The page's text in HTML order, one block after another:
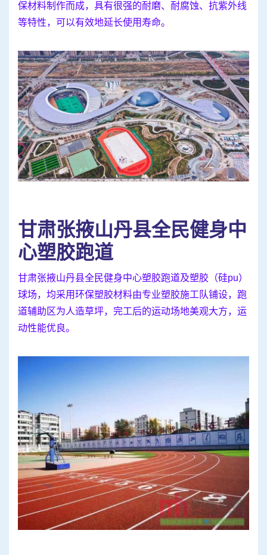
保材料制作而成，具有很强的耐磨、耐腐蚀、抗紫外线
等特性，可以有效地延长使用寿命。
甘肃张掖山丹县全民健身中
心塑胶跑道
甘肃张掖山丹县全民健身中心塑胶跑道及塑胶（硅pu）
球场，均采用环保塑胶材料由专业塑胶施工队铺设，跑
道辅助区为人造草坪，完工后的运动场地美观大方，运
动性能优良。